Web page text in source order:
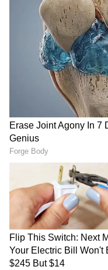
ಇದೀಗ ರಾಜಸ್ಥಾನ
ಮುಂದೆ ಹೋಗಿ,
ಹಿಂದಿನ ಪ್ರಮುಖ
ತನ್ನ ತೆಕ್ಕೆಗೆ
ಟಕ್ಕರ್ ನೀಡಿದೆ.